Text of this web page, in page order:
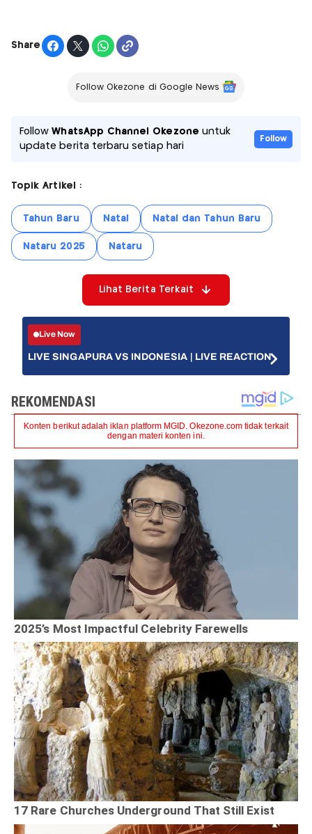
Share
Follow Okezone di Google News
FollowWhatsApp Channel Okezone untuk
update berita terbaru setiap hari
Follow
Topik Artikel :
Tahun Baru Natal Natal dan Tahun Baru
Nataru 2025 Nataru
Lihat Berita Terkait
Live Now
LIVE SINGAPURA VS INDONESIA | LIVE REACTION